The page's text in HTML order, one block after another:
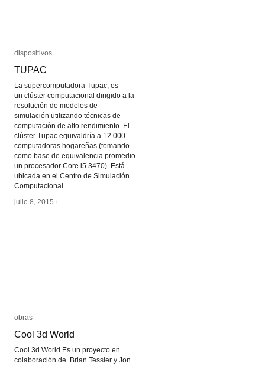
dispositivos
TUPAC
La supercomputadora Tupac, es
un clúster computacional dirigido a la
resolución de modelos de
simulación utilizando técnicas de
computación de alto rendimiento. El
clúster Tupac equivaldría a 12 000
computadoras hogareñas (tomando
como base de equivalencia promedio
un procesador Core i5 3470). Está
ubicada en el Centro de Simulación
Computacional
julio 8, 2015 /
dispositivos
TUPAC
julio 8, 2015 /
obras
Cool 3d World
Cool 3d World Es un proyecto en
colaboración de Brian Tessler y Jon
obras
Cool 3d World